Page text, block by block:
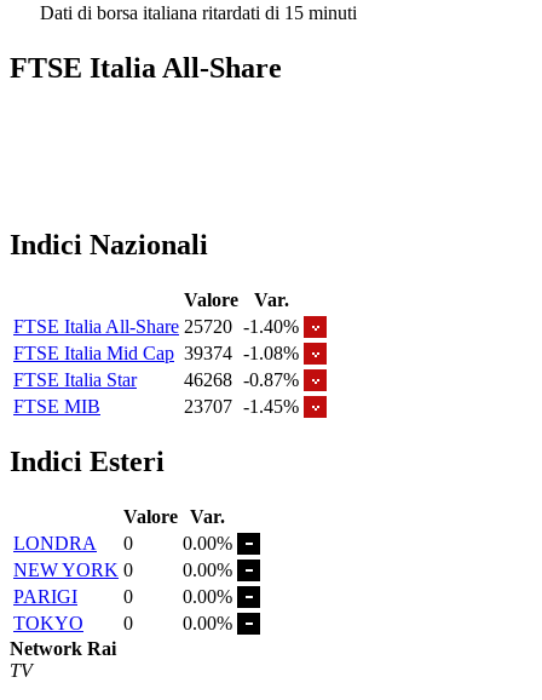
Dati di borsa italiana ritardati di 15 minuti
FTSE Italia All-Share
Indici Nazionali
Valore
Var.
FTSE Italia All-Share 25720 -1.40%
FTSE Italia Mid Cap 39374 -1.08%
FTSE Italia Star
46268 -0.87%
FTSE MIB
23707 -1.45%
Indici Esteri
Valore Var.
LONDRA
0
0.00%
NEW YORK 0
0.00%
PARIGI
0
0.00%
TOKYO
0
0.00%
Network Rai
TV